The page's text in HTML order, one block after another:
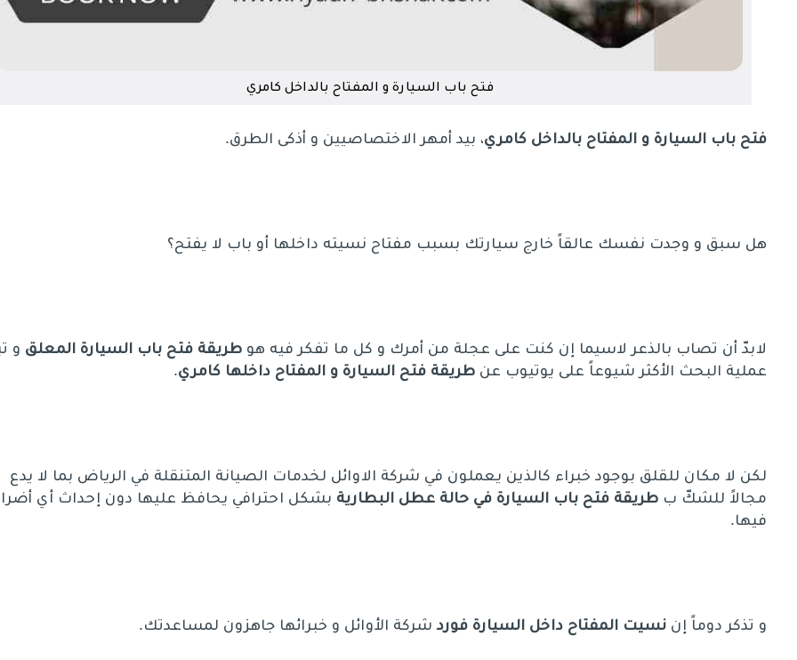
فتح باب السيارة و المفتاح بالداخل كامري
فتح باب السيارة و المفتاح بالداخل كامري، بيد أمهر الاختصاصيين و أذكى الطرق.
هل سبق و وجدت نفسك عالقاً خارج سيارتك بسبب مفتاح نسيته داخلها أو باب لا يفتح؟
لابدّ أن تصاب بالذعر لاسيما إن كنت على عجلة من أمرك و كل ما تفكر فيه هو طريقة فتح باب السيارة المعلق و
عملية البحث الأكثر شيوعاً على يوتيوب عن طريقة فتح السيارة و المفتاح داخلها كامري.
لكن لا مكان للقلق بوجود خبراء كالذين يعملون في شركة الاوائل لخدمات الصيانة المتنقلة في الرياض بما لا يدع
مجالاً للشكّ ب طريقة فتح باب السيارة في حالة عطل البطارية بشكل احترافي يحافظ عليها دون إحداث أي
فيها.
و تذكر دوماً إن نسيت المفتاح داخل السيارة فوردشركة الأوائل و خبرائها جاهزون لمساعدتك.